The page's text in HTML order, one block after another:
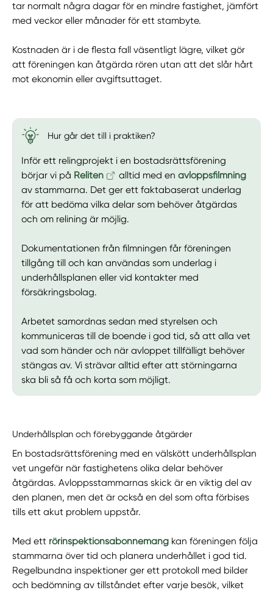
tar normalt några dagar för en mindre fastighet, jämfört
med veckor eller månader för ett stambyte.
Kostnaden är i de flesta fall väsentligt lägre, vilket gör
att föreningen kan åtgärda rören utan att det slår hårt
mot ekonomin eller avgiftsuttaget.
Hur går det till i praktiken?
Inför ett relingprojekt i en bostadsrättsförening
börjar vi på Reliten alltid med en avloppsfilmning
av stammarna. Det ger ett faktabaserat underlag
för att bedöma vilka delar som behöver åtgärdas
och om relining är möjlig.
Dokumentationen från filmningen får föreningen
tillgång till och kan användas som underlag i
underhållsplanen eller vid kontakter med
försäkringsbolag.
Arbetet samordnas sedan med styrelsen och
kommuniceras till de boende i god tid, så att alla vet
vad som händer och när avloppet tillfälligt behöver
stängas av. Vi strävar alltid efter att störningarna
ska bli så få och korta som möjligt.
Underhållsplan och förebyggande åtgärder
En bostadsrättsförening med en välskött underhållsplan
vet ungefär när fastighetens olika delar behöver
åtgärdas. Avloppsstammarnas skick är en viktig del av
den planen, men det är också en del som ofta förbises
tills ett akut problem uppstår.
Med ett rörinspektionsabonnemang kan föreningen följa
stammarna över tid och planera underhållet i god tid.
Regelbundna inspektioner ger ett protokoll med bilder
och bedömning av tillståndet efter varje besök, vilket